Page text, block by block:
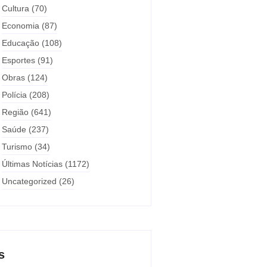
Cultura (70)
Economia (87)
Educação (108)
Esportes (91)
Obras (124)
Polícia (208)
Região (641)
Saúde (237)
Turismo (34)
Últimas Notícias (1172)
Uncategorized (26)